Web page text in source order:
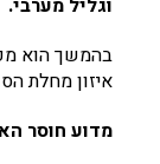
בהמשך הוא
איזון מחלת
מדוע חוסר